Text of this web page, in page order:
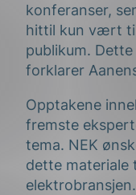
konferanser,
hittil kun vært
publikum.
forklarer
Opptakene
fremste
tema. NEK
dette materiale